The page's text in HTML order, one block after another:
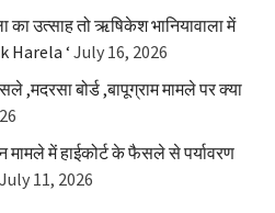
उत्साह तो ऋषिकेश भानियावाला में
Harela ‘ July 16, 2026
,मदरसा बोर्ड ,बापूग्राम मामले पर क्या
में हाईकोर्ट के फैसले से पर्यावरण
July 11, 2026